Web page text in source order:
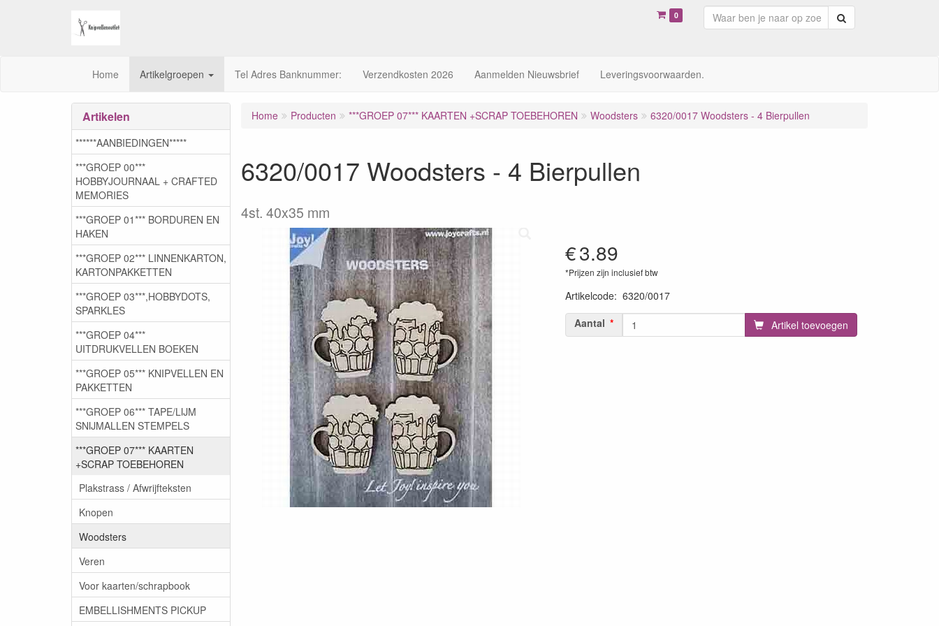
0
Home Artikelgroepen Tel Adres Banknummer: Verzendkosten 2026 Aanmelden Nieuwsbrief Leveringsvoorwaarden.
Home Producten ***GROEP 07*** KAARTEN +SCRAP TOEBEHOREN Woodsters 6320/0017 Woodsters - 4 Bierpullen
6320/0017 Woodsters - 4 Bierpullen
4st. 40x35 mm
€3.89
*Prijzen zijn inclusief btw
Artikelcode: 6320/0017
Aantal
Artikel toevoegen
Artikelen
******AANBIEDINGEN*****
***GROEP 00***
HOBBYJOURNAAL + CRAFTED
MEMORIES
***GROEP 01*** BORDUREN EN
HAKEN
***GROEP 02*** LINNENKARTON,
KARTONPAKKETTEN
***GROEP 03***,HOBBYDOTS,
SPARKLES
***GROEP 04***
UITDRUKVELLEN BOEKEN
***GROEP 05*** KNIPVELLEN EN
PAKKETTEN
***GROEP 06*** TAPE/LIJM
SNIJMALLEN STEMPELS
***GROEP 07*** KAARTEN
+SCRAP TOEBEHOREN
Plakstrass / Afwrijfteksten
Knopen
Woodsters
Veren
Voor kaarten/schrapbook
EMBELLISHMENTS PICKUP